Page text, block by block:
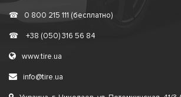
☎ 0 800 215 111 (бесплатно)
☎ +38 (050) 316 56 84
www.tire.ua
info@tire.ua